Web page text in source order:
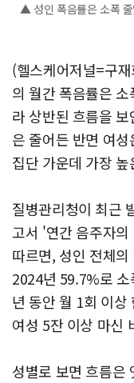
▲ 성인 폭음률은 소폭
(헬스케어저널=구
의 월간 폭음률은
라 상반된 흐름을
은 줄어든 반면 여
집단 가운데 가장
질병관리청이 최근
고서 '연간 음주자
따르면, 성인 전체
2024년 59.7%로
년 동안 월 1회 이상
여성 5잔 이상 마신
성별로 보면 흐름은